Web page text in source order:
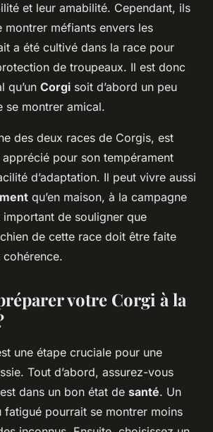
et leur amabilité. Cependant, ils
montrer méfiants envers les
a été cultivé dans la race pour
de troupeaux. Il est donc
qu’un Corgi soit d’abord un peu
se montrer amical.
des deux races de Corgis, est
pour son tempérament
d’adaptation. Il peut vivre aussi
qu’en maison, à la campagne
de souligner que
chien de cette race doit être faite
votre Corgi à la
une étape cruciale pour une
Tout d’abord, assurez-vous
dans un bon état de santé. Un
fatigué pourrait se montrer moins